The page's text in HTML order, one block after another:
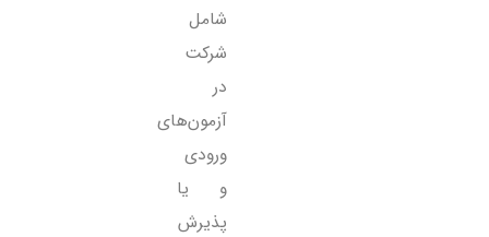
شامل
شرکت
در
آزمون‌های
ورودی
و یا
پذیرش